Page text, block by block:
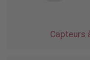
Capteurs